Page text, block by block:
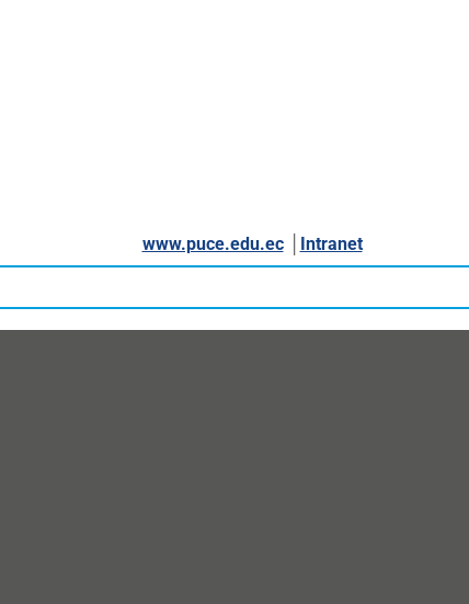
www.puce.edu.ec│ Intranet